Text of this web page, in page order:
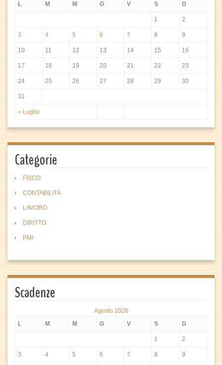
L
M M G V S D
« Luglio
1 2
3 4 5 6 7 8 9
10 11 12 13 14 15 16
17 18 19 20 21 22 23
24 25 26 27 28 29 30
31
Categorie
FISCO
CONTABILITÀ
LAVORO
DIRITTO
PMI
Scadenze
Agosto 2026
L
M M G V S D
1 2
3 4 5 6 7 8 9